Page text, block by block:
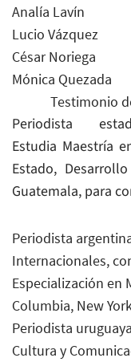
Analía Lavín
Lucio Vázquez
César Noriega
Mónica Quezada
Testimonio de
Periodista
Estudia Maestría
Estado,
Guatemala, para
Periodista
Internacionales,
Especialización en
Columbia, New
Periodista
Cultura y